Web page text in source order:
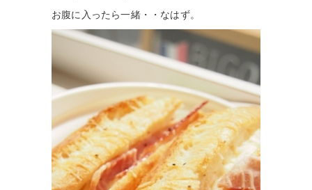
お腹に入ったら一緒・・なはず。